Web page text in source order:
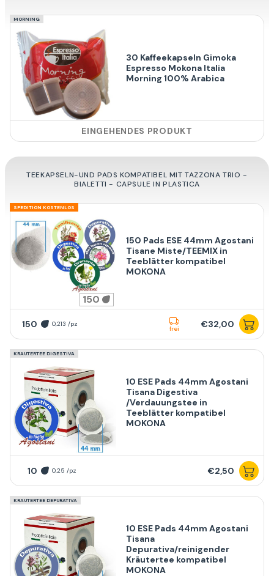
MORNING
30 Kaffeekapseln Gimoka
Espresso Mokona Italia
Morning 100% Arabica
EINGEHENDES PRODUKT
TEEKAPSELN-UND PADS KOMPATIBEL MIT TAZZONA TRIO -
BIALETTI - CAPSULE IN PLASTICA
SPEDITION KOSTENLOS
150
150 Pads ESE 44mm Agostani
Tisane Miste/TEEMIX in
Teeblätter kompatibel
MOKONA
150 0,213 /pz
frei €32,00
KRAUTERTEE DIGESTIVA
10 ESE Pads 44mm Agostani
Tisana Digestiva
/Verdauungstee in
Teeblätter kompatibel
MOKONA
10 0,25 /pz €2,50
KRAUTERTEE DEPURATIVA
10 ESE Pads 44mm Agostani
Tisana
Depurativa/reinigender
Kräutertee kompatibel
MOKONA